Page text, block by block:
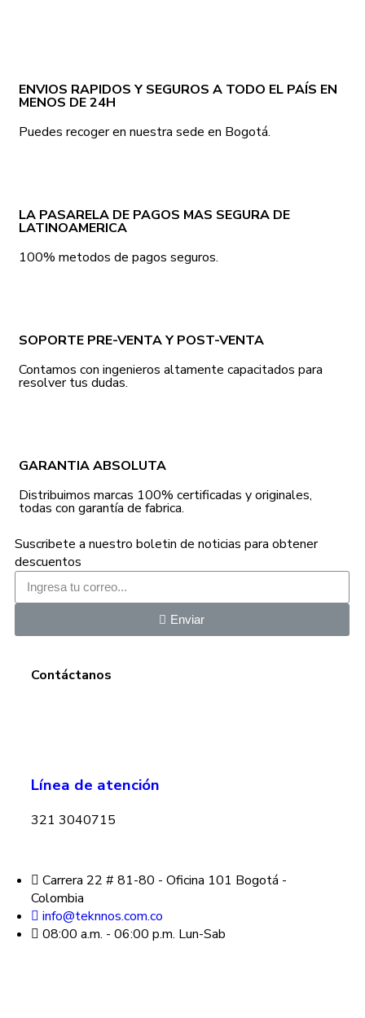
ENVIOS RAPIDOS Y SEGUROS A TODO EL PAÍS EN
MENOS DE 24H
Puedes recoger en nuestra sede en Bogotá.
LA PASARELA DE PAGOS MAS SEGURA DE
LATINOAMERICA
100% metodos de pagos seguros.
SOPORTE PRE-VENTA Y POST-VENTA
Contamos con ingenieros altamente capacitados para
resolver tus dudas.
GARANTIA ABSOLUTA
Distribuimos marcas 100% certificadas y originales,
todas con garantía de fabrica.
Suscribete a nuestro boletin de noticias para obtener
descuentos
Enviar
Contáctanos
Línea de atención
321 3040715
Carrera 22 # 81-80 - Oficina 101 Bogotá -
Colombia
info@teknnos.com.co
08:00 a.m. - 06:00 p.m. Lun-Sab